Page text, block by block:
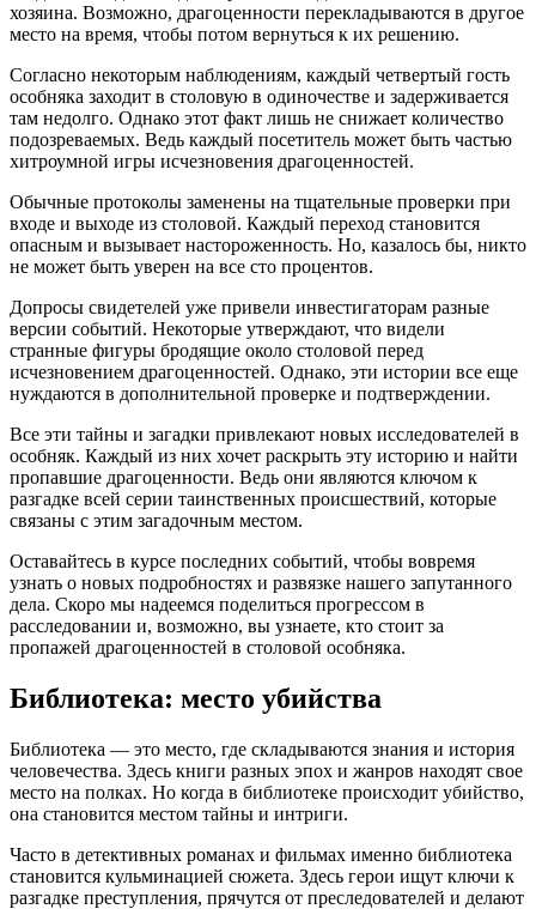
хозяина. Возможно, драгоценности перекладываются в другое
место на время, чтобы потом вернуться к их решению.
Согласно некоторым наблюдениям, каждый четвертый гость
особняка заходит в столовую в одиночестве и задерживается
там недолго. Однако этот факт лишь не снижает количество
подозреваемых. Ведь каждый посетитель может быть частью
хитроумной игры исчезновения драгоценностей.
Обычные протоколы заменены на тщательные проверки при
входе и выходе из столовой. Каждый переход становится
опасным и вызывает настороженность. Но, казалось бы, никто
не может быть уверен на все сто процентов.
Допросы свидетелей уже привели инвестигаторам разные
версии событий. Некоторые утверждают, что видели
странные фигуры бродящие около столовой перед
исчезновением драгоценностей. Однако, эти истории все еще
нуждаются в дополнительной проверке и подтверждении.
Все эти тайны и загадки привлекают новых исследователей в
особняк. Каждый из них хочет раскрыть эту историю и найти
пропавшие драгоценности. Ведь они являются ключом к
разгадке всей серии таинственных происшествий, которые
связаны с этим загадочным местом.
Оставайтесь в курсе последних событий, чтобы вовремя
узнать о новых подробностях и развязке нашего запутанного
дела. Скоро мы надеемся поделиться прогрессом в
расследовании и, возможно, вы узнаете, кто стоит за
пропажей драгоценностей в столовой особняка.
Библиотека: место убийства
Библиотека — это место, где складываются знания и история
человечества. Здесь книги разных эпох и жанров находят свое
место на полках. Но когда в библиотеке происходит убийство,
она становится местом тайны и интриги.
Часто в детективных романах и фильмах именно библиотека
становится кульминацией сюжета. Здесь герои ищут ключи к
разгадке преступления, прячутся от преследователей и делают